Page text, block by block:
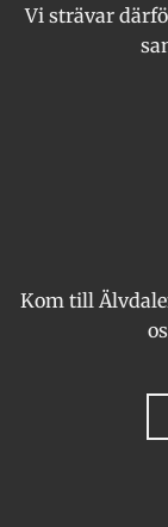
Vi strävar
Kom till